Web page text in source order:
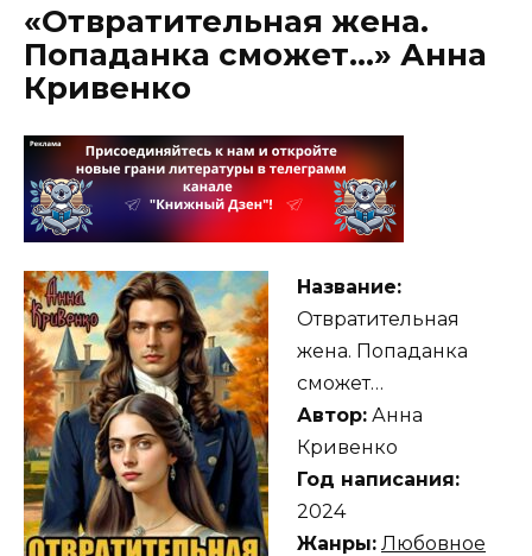
«Отвратительная жена.
Попаданка сможет…» Анна
Кривенко
Название:
Отвратительная
жена. Попаданка
сможет…
Автор: Анна
Кривенко
Год написания:
2024
Жанры: Любовное